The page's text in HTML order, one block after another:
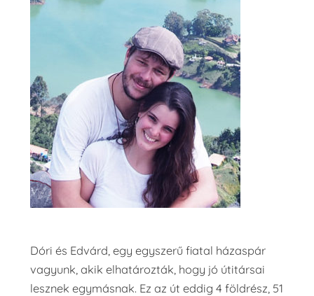
Dóri és Edvárd, egy egyszerű fiatal házaspár
vagyunk, akik elhatározták, hogy jó útitársai
lesznek egymásnak. Ez az út eddig 4 földrész, 51